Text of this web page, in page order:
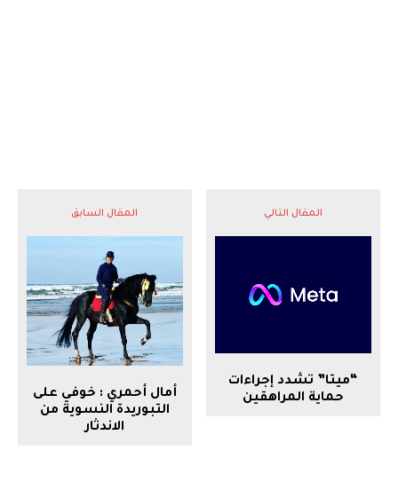
المقال السابق
أمال أحمري : خوفي على
التبوريدة النسوية من
الاندثار
المقال التالي
“ميتا” تشدد إجراءات
حماية المراهقين